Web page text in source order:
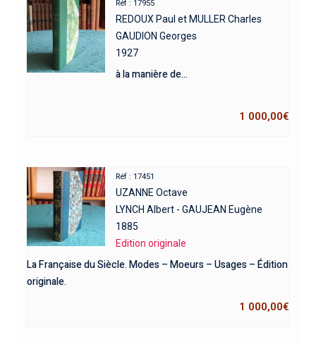
Réf : 17955
REDOUX Paul et MULLER Charles
GAUDION Georges
1927
à la manière de…
1 000,00€
Réf : 17451
UZANNE Octave
LYNCH Albert - GAUJEAN Eugène
1885
Edition originale
La Française du Siècle. Modes – Moeurs – Usages – Édition
originale.
1 000,00€